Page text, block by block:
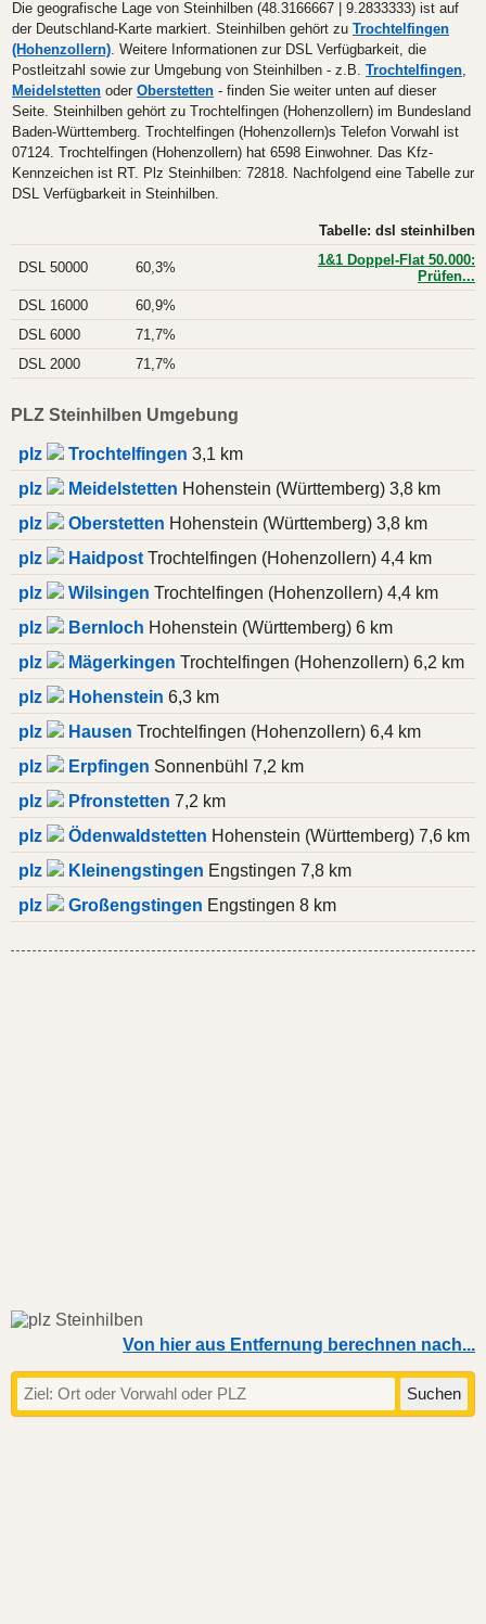
Die geografische Lage von Steinhilben (48.3166667 | 9.2833333) ist auf
der Deutschland-Karte markiert. Steinhilben gehört zu Trochtelfingen
(Hohenzollern). Weitere Informationen zur DSL Verfügbarkeit, die
Postleitzahl sowie zur Umgebung von Steinhilben - z.B. Trochtelfingen,
Meidelstetten oder Oberstetten - finden Sie weiter unten auf dieser
Seite. Steinhilben gehört zu Trochtelfingen (Hohenzollern) im Bundesland
Baden-Württemberg. Trochtelfingen (Hohenzollern)s Telefon Vorwahl ist
07124. Trochtelfingen (Hohenzollern) hat 6598 Einwohner. Das Kfz-
Kennzeichen ist RT. Plz Steinhilben: 72818. Nachfolgend eine Tabelle zur
DSL Verfügbarkeit in Steinhilben.
Tabelle: dsl steinhilben
DSL 50000 60,3%
1&1 Doppel-Flat 50.000:
Prüfen...
DSL 16000
60,9%
DSL 6000
71,7%
DSL 2000
71,7%
PLZ Steinhilben Umgebung
plz Trochtelfingen 3,1 km
plz
Meidelstetten Hohenstein (Württemberg) 3,8 km
plz
Oberstetten Hohenstein (Württemberg) 3,8 km
plz
Haidpost Trochtelfingen (Hohenzollern) 4,4 km
plz
Wilsingen Trochtelfingen (Hohenzollern) 4,4 km
plz
Bernloch Hohenstein (Württemberg) 6 km
plz
Mägerkingen Trochtelfingen (Hohenzollern) 6,2 km
plz
Hohenstein 6,3 km
plz
Hausen Trochtelfingen (Hohenzollern) 6,4 km
plz
Erpfingen Sonnenbühl 7,2 km
plz
Pfronstetten 7,2 km
plz
Ödenwaldstetten Hohenstein (Württemberg) 7,6 km
plz
Kleinengstingen Engstingen 7,8 km
plz
Großengstingen Engstingen 8 km
Von hier aus Entfernung berechnen nach...